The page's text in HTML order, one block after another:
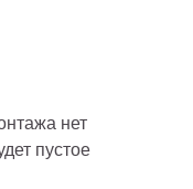
нет
пустое